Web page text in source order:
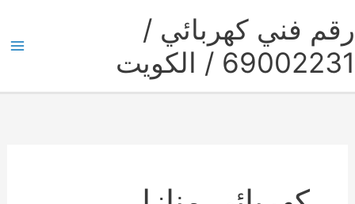
إلى
المحتوى
رقم فني كهربائي /
69002231 / الكويت